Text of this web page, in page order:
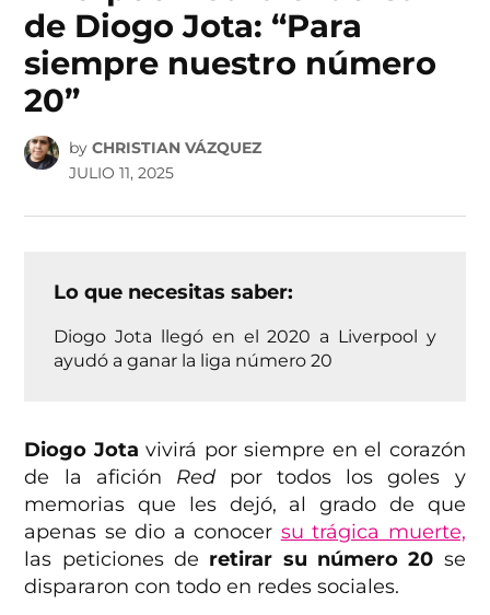
de Diogo Jota: “Para
siempre nuestro número
20”
by CHRISTIAN VÁZQUEZ
JULIO 11, 2025
Lo que necesitas saber:
Diogo Jota llegó en el 2020 a Liverpool y
ayudó a ganar la liga número 20
Diogo Jota vivirá por siempre en el corazón
de la afición Redpor todos los goles y
memorias que les dejó, al grado de que
apenas se dio a conocer su trágica muerte,
las peticiones de retirar su número 20 se
dispararon con todo en redes sociales.